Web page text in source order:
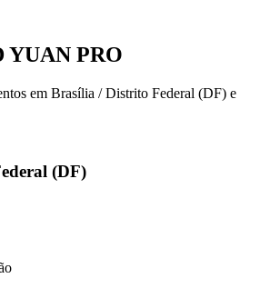
YUAN PRO
em Brasília / Distrito Federal (DF) e
(DF)